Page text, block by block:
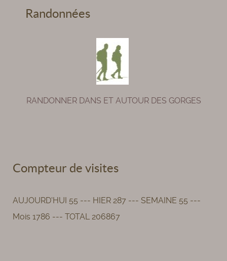
Randonnées
RANDONNER DANS ET AUTOUR DES GORGES
Compteur de visites
AUJOURD'HUI 55 --- HIER 287 --- SEMAINE 55 ---
Mois 1786 --- TOTAL 206867